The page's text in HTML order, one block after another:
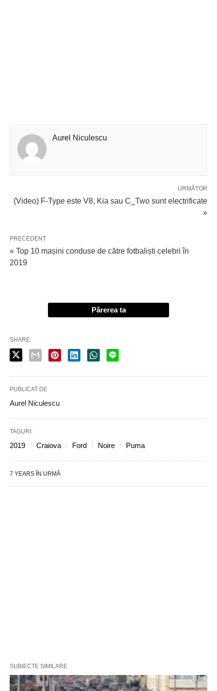
Aurel Niculescu
URMĂTOR
(Video) F-Type este V8, Kia sau C_Two sunt electrificate
»
PRECEDENT
« Top 10 mașini conduse de către fotbaliști celebri în
2019
Părerea ta
SHARE
PUBLICAT DE
Aurel Niculescu
TAGURI:
2019 Craiova Ford Noire Puma
7 YEARS ÎN URMĂ
SUBIECTE SIMILARE